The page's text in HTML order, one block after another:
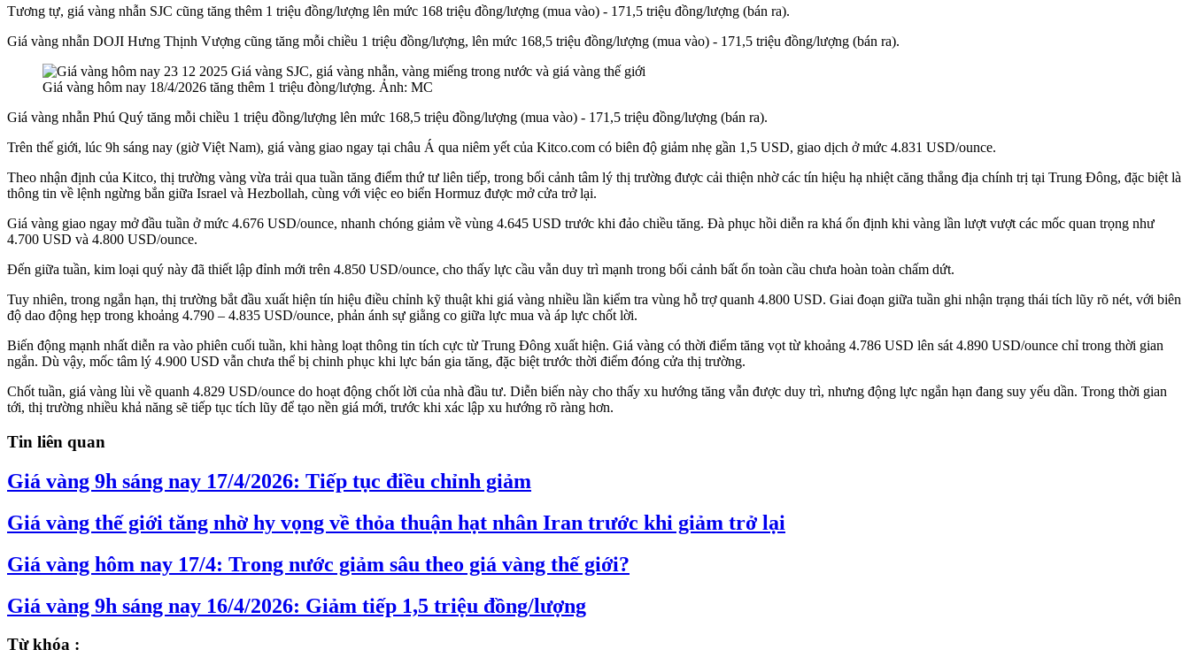
Tương tự, giá vàng nhẫn SJC cũng tăng thêm 1 triệu đồng/lượng lên mức 168 triệu đồng/lượng (mua vào) - 171,5 triệu đồng/lượng (bán ra).
Giá vàng nhẫn DOJI Hưng Thịnh Vượng cũng tăng mỗi chiều 1 triệu đồng/lượng, lên mức 168,5 triệu đồng/lượng (mua vào) - 171,5 triệu đồng/lượng (bán ra).
Giá vàng hôm nay 18/4/2026 tăng thêm 1 triệu đòng/lượng. Ảnh: MC
Giá vàng nhẫn Phú Quý tăng mỗi chiều 1 triệu đồng/lượng lên mức 168,5 triệu đồng/lượng (mua vào) - 171,5 triệu đồng/lượng (bán ra).
Trên thế giới, lúc 9h sáng nay (giờ Việt Nam), giá vàng giao ngay tại châu Á qua niêm yết của Kitco.com có biên độ giảm nhẹ gần 1,5 USD, giao dịch ở mức 4.831 USD/ounce.
Theo nhận định của Kitco, thị trường vàng vừa trải qua tuần tăng điểm thứ tư liên tiếp, trong bối cảnh tâm lý thị trường được cải thiện nhờ các tín hiệu hạ nhiệt căng thẳng địa chính trị tại Trung Đông, đặc biệt là
thông tin về lệnh ngừng bắn giữa Israel và Hezbollah, cùng với việc eo biển Hormuz được mở cửa trở lại.
Giá vàng giao ngay mở đầu tuần ở mức 4.676 USD/ounce, nhanh chóng giảm về vùng 4.645 USD trước khi đảo chiều tăng. Đà phục hồi diễn ra khá ổn định khi vàng lần lượt vượt các mốc quan trọng như
4.700 USD và 4.800 USD/ounce.
Đến giữa tuần, kim loại quý này đã thiết lập đỉnh mới trên 4.850 USD/ounce, cho thấy lực cầu vẫn duy trì mạnh trong bối cảnh bất ổn toàn cầu chưa hoàn toàn chấm dứt.
Tuy nhiên, trong ngắn hạn, thị trường bắt đầu xuất hiện tín hiệu điều chỉnh kỹ thuật khi giá vàng nhiều lần kiểm tra vùng hỗ trợ quanh 4.800 USD. Giai đoạn giữa tuần ghi nhận trạng thái tích lũy rõ nét, với biên
độ dao động hẹp trong khoảng 4.790 – 4.835 USD/ounce, phản ánh sự giằng co giữa lực mua và áp lực chốt lời.
Biến động mạnh nhất diễn ra vào phiên cuối tuần, khi hàng loạt thông tin tích cực từ Trung Đông xuất hiện. Giá vàng có thời điểm tăng vọt từ khoảng 4.786 USD lên sát 4.890 USD/ounce chỉ trong thời gian
ngắn. Dù vậy, mốc tâm lý 4.900 USD vẫn chưa thể bị chinh phục khi lực bán gia tăng, đặc biệt trước thời điểm đóng cửa thị trường.
Chốt tuần, giá vàng lùi về quanh 4.829 USD/ounce do hoạt động chốt lời của nhà đầu tư. Diễn biến này cho thấy xu hướng tăng vẫn được duy trì, nhưng động lực ngắn hạn đang suy yếu dần. Trong thời gian
tới, thị trường nhiều khả năng sẽ tiếp tục tích lũy để tạo nền giá mới, trước khi xác lập xu hướng rõ ràng hơn.
Tin liên quan
Giá vàng 9h sáng nay 17/4/2026: Tiếp tục điều chỉnh giảm
Giá vàng thế giới tăng nhờ hy vọng về thỏa thuận hạt nhân Iran trước khi giảm trở lại
Giá vàng hôm nay 17/4: Trong nước giảm sâu theo giá vàng thế giới?
Giá vàng 9h sáng nay 16/4/2026: Giảm tiếp 1,5 triệu đồng/lượng
Từ khóa :